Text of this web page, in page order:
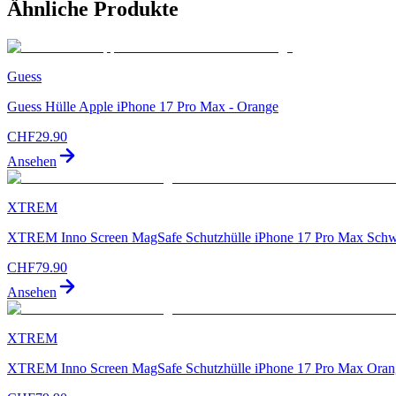
Ähnliche Produkte
Guess
Guess Hülle Apple iPhone 17 Pro Max - Orange
CHF29.90
Ansehen
XTREM
XTREM Inno Screen MagSafe Schutzhülle iPhone 17 Pro Max
CHF79.90
Ansehen
XTREM
XTREM Inno Screen MagSafe Schutzhülle iPhone 17 Pro Max